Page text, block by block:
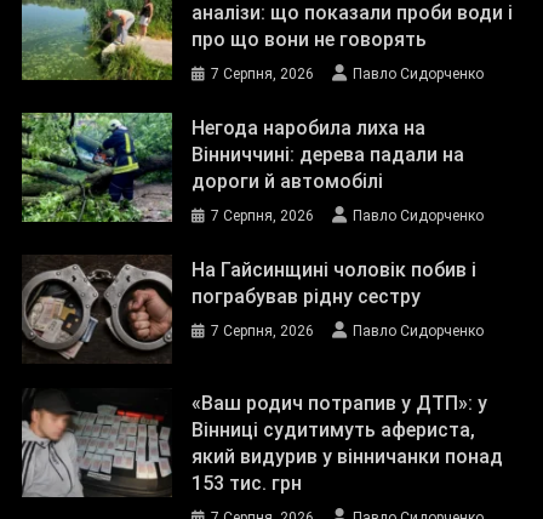
аналізи: що показали проби води і
про що вони не говорять
7 Серпня, 2026 Павло Сидорченко
Негода наробила лиха на
Вінниччині: дерева падали на
дороги й автомобілі
7 Серпня, 2026 Павло Сидорченко
На Гайсинщині чоловік побив і
пограбував рідну сестру
7 Серпня, 2026 Павло Сидорченко
«Ваш родич потрапив у ДТП»: у
Вінниці судитимуть афериста,
який видурив у вінничанки понад
153 тис. грн